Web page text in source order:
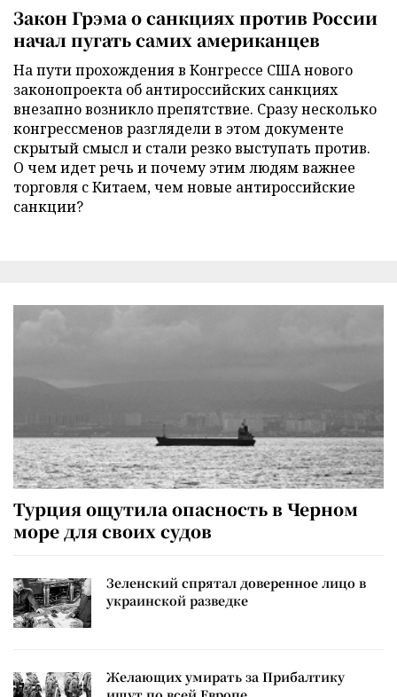
Закон Грэма о санкциях против России
начал пугать самих американцев
На пути прохождения в Конгрессе США нового
законопроекта об антироссийских санкциях
внезапно возникло препятствие. Сразу несколько
конгрессменов разглядели в этом документе
скрытый смысл и стали резко выступать против.
О чем идет речь и почему этим людям важнее
торговля с Китаем, чем новые антироссийские
санкции?
Турция ощутила опасность в Черном
море для своих судов
Зеленский спрятал доверенное лицо в
украинской разведке
Желающих умирать за Прибалтику